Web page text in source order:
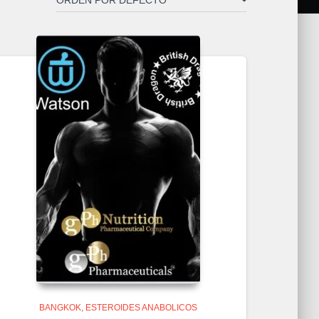
BANGKOK ESTEROIDES ANABOLICOS